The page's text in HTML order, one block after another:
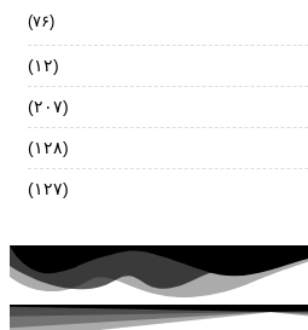
(۷۶)
(۱۲)
(۲۰۷)
(۱۲۸)
(۱۲۷)